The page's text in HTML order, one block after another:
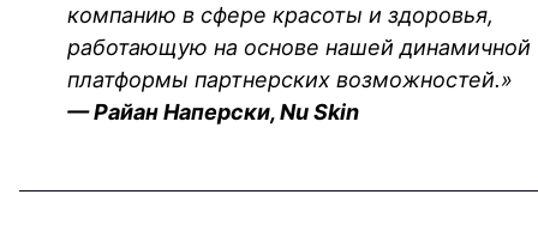
компанию в сфере красоты и здоровья,
работающую на основе нашей динамичной
платформы партнерских возможностей.»
— Райан Наперски, Nu Skin